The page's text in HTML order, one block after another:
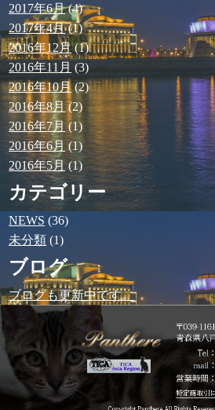
2017年6月(4)
2017年4月(1)
2016年12月(1)
2016年11月 (3)
2016年10月(2)
2016年8月(2)
2016年7月(1)
2016年6月(1)
2016年5月(1)
カテゴリー
NEWS (36)
未分類 (1)
ブログ
ブログも更新中です。